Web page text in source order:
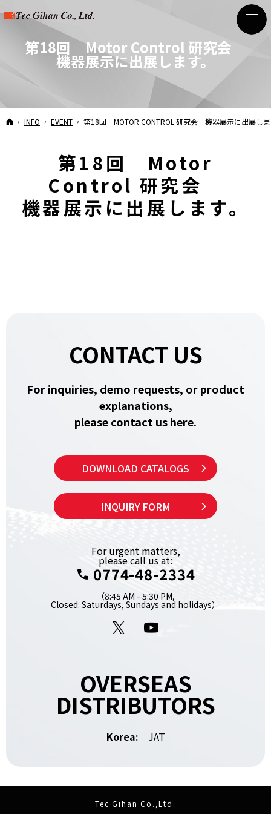
第18回 Motor Control 研究会
機器展示に出展します。
HOME
INFO EVENT 第18回 MOTOR CONTROL 研究会 機器展示に出展し
第18回 Motor
Control 研究会
機器展示に出展します。
CONTACT US
For inquiries, demo requests, or product
explanations,
please contact us here.
DOWNLOAD CATALOGS
INQUIRY FORM
For urgent matters,
please call us at:
0774-48-2334
（8:45 AM - 5:30 PM,
Closed: Saturdays, Sundays and holidays）
X
OVERSEAS
DISTRIBUTORS
Korea: JAT
Tec Gihan Co.,Ltd.